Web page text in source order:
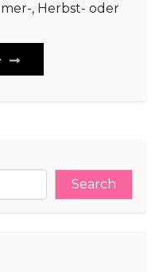
, Herbst- oder
Search